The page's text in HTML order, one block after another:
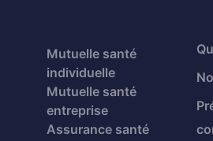
Mutuelle santé
individuelle
Mutuelle santé
entreprise
Assurance santé